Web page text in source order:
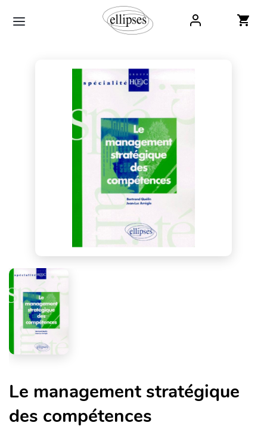
Le management stratégique
des compétences